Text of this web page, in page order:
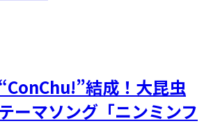
結成！大昆虫
ーマソング「ニンミンフ